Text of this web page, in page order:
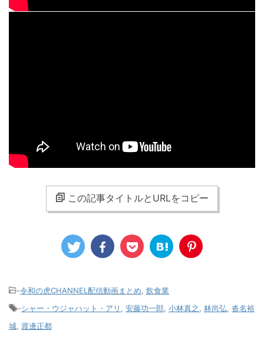
この記事タイトルとURLをコピー
-令和の虎CHANNEL配信動画まとめ 飲食業
-シャー・ウジャハット・アリ 安藤功一郎 小林真之 林尚弘 沓名裕
城 渡邊正都